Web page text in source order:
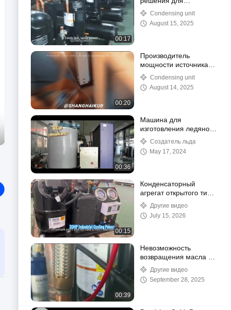
00:17
охлаждения:
промышленная
холодильная
Condensing unit
August 15, 2025
00:20
Производитель
мощности источника
холодильного
хранения
Condensing unit
August 14, 2025
00:36
Машина для
изготовления ледяного
листаСоздатель льда
May 17, 2024
00:15
Конденсаторный
агрегат открытого типа
Tecumseh для
среднетемпературных
холодильных камер и
продуктов
Другие видео
July 15, 2026
00:39
Невозможность
возвращения масла в
холодильник?
Другие видео
September 28, 2025